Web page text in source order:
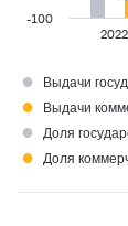
2022
-100
● Выдачи
● Выдачи
● Доля
● Доля